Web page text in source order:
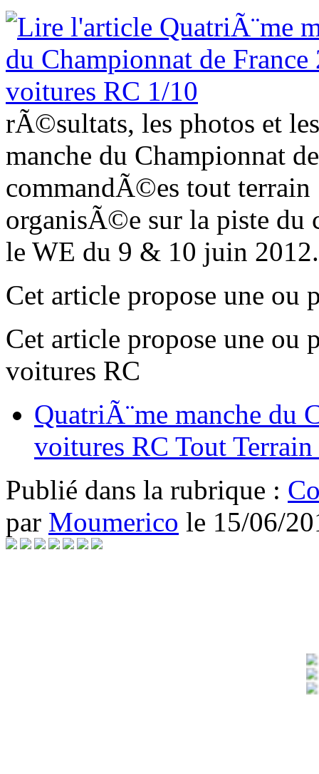
rÃ©sultats, les photos et
manche du Championnat
commandÃ©es tout
organisÃ©e sur la piste
le WE du 9 & 10 juin
Cet article propose une ou
Cet article propose une ou
voitures RC
QuatriÃ¨me manche du
voitures RC Tout
Publié dans la rubrique :
par Moumerico le 15/06/